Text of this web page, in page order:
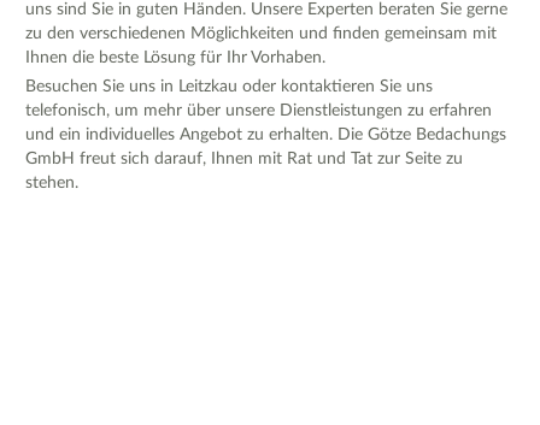
uns sind Sie in guten Händen. Unsere Experten beraten Sie gerne
zu den verschiedenen Möglichkeiten und finden gemeinsam mit
Ihnen die beste Lösung für Ihr Vorhaben.
Besuchen Sie uns in Leitzkau oder kontaktieren Sie uns
telefonisch, um mehr über unsere Dienstleistungen zu erfahren
und ein individuelles Angebot zu erhalten. Die Götze Bedachungs
GmbH freut sich darauf, Ihnen mit Rat und Tat zur Seite zu
stehen.